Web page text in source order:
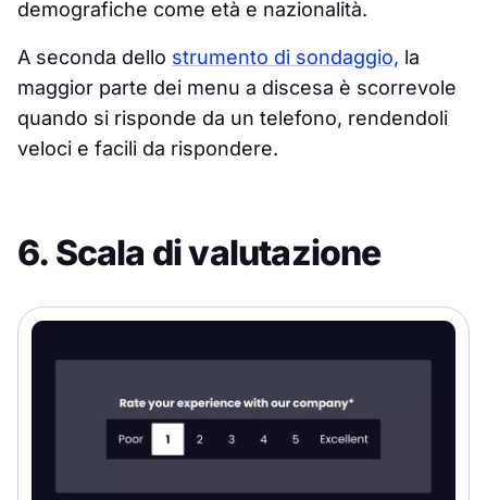
demografiche come età e nazionalità.
A seconda dello strumento di sondaggio, la
maggior parte dei menu a discesa è scorrevole
quando si risponde da un telefono, rendendoli
veloci e facili da rispondere.
6. Scala di valutazione